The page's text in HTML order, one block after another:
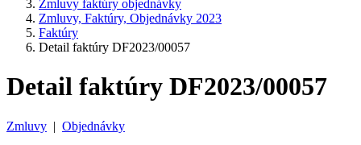
Zmluvy faktúry objednávky
Zmluvy, Faktúry, Objednávky 2023
Faktúry
Detail faktúry DF2023/00057
Detail faktúry DF2023/00057
Zmluvy | Objednávky